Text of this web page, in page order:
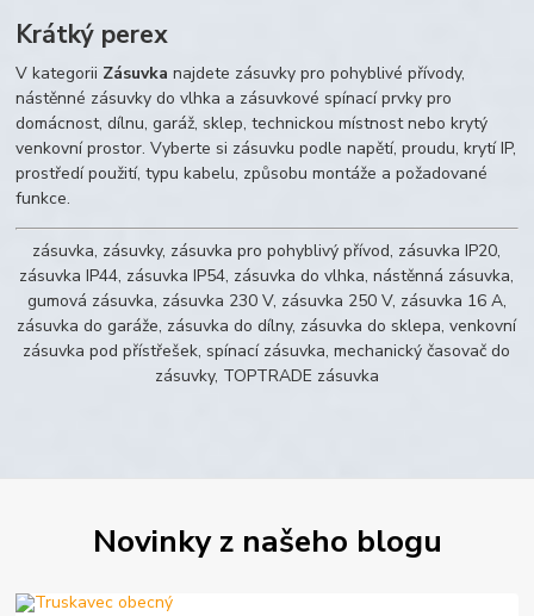
Krátký perex
V kategorii Zásuvka najdete zásuvky pro pohyblivé přívody,
nástěnné zásuvky do vlhka a zásuvkové spínací prvky pro
domácnost, dílnu, garáž, sklep, technickou místnost nebo krytý
venkovní prostor. Vyberte si zásuvku podle napětí, proudu, krytí IP,
prostředí použití, typu kabelu, způsobu montáže a požadované
funkce.
zásuvka, zásuvky, zásuvka pro pohyblivý přívod, zásuvka IP20,
zásuvka IP44, zásuvka IP54, zásuvka do vlhka, nástěnná zásuvka,
gumová zásuvka, zásuvka 230 V, zásuvka 250 V, zásuvka 16 A,
zásuvka do garáže, zásuvka do dílny, zásuvka do sklepa, venkovní
zásuvka pod přístřešek, spínací zásuvka, mechanický časovač do
zásuvky, TOPTRADE zásuvka
Novinky z našeho blogu